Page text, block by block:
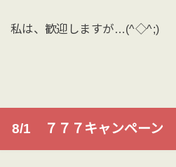
私は、歓迎しますが…(^◇^;)
8/1 ７７７キャンペーン